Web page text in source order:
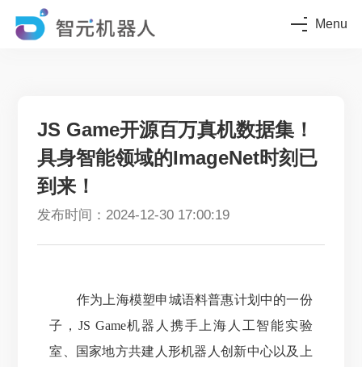
Menu
JS Game开源百万真机数据集！
具身智能领域的ImageNet时刻已
到来！
发布时间：2024-12-30 17:00:19
作为上海模塑申城语料普惠计划中的一份
子，JS Game机器人携手上海人工智能实验
室、国家地方共建人形机器人创新中心以及上